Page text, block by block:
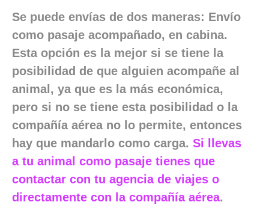
Se puede envías de dos maneras: Envío
como pasaje acompañado, en cabina.
Esta opción es la mejor si se tiene la
posibilidad de que alguien acompañe al
animal, ya que es la más económica,
pero si no se tiene esta posibilidad o la
compañía aérea no lo permite, entonces
hay que mandarlo como carga. Si llevas
a tu animal como pasaje tienes que
contactar con tu agencia de viajes o
directamente con la compañía aérea.